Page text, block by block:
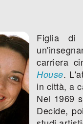
Figlia di
carriera
House.
in città, a
Nel 1969
Decide,